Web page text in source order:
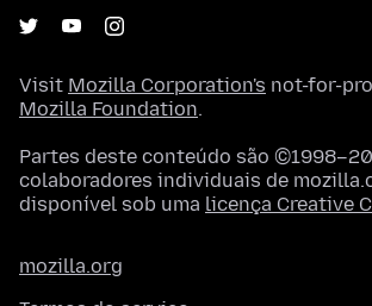
Visit Mozilla Corporation's not-for-
Mozilla Foundation.
Partes deste conteúdo são
colaboradores individuais de
disponível sob uma licença Creative
mozilla.org